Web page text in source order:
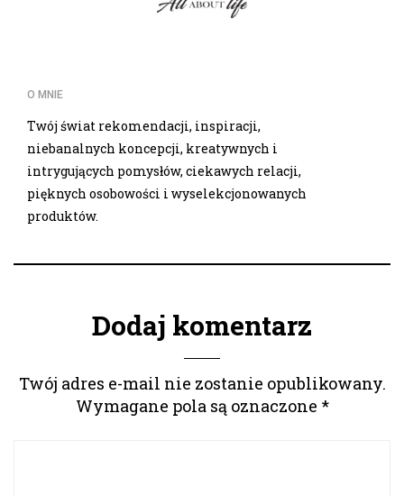
O MNIE
Twój świat rekomendacji, inspiracji,
niebanalnych koncepcji, kreatywnych i
intrygujących pomysłów, ciekawych relacji,
pięknych osobowości i wyselekcjonowanych
produktów.
Dodaj komentarz
Twój adres e-mail nie zostanie opublikowany.
Wymagane pola są oznaczone *